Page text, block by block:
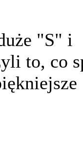
"S" i
to, co